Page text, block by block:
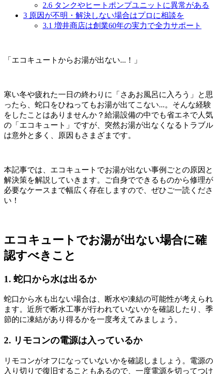
2.6 タンクやヒートポンプユニットに異常がある
3 原因が不明・解決しない場合はプロに相談を
3.1 増井商店は創業60年の実力で全力サポート
「エコキュートからお湯が出ない...！」
寒い冬や疲れた一日の終わりに「さあお風呂に入ろう」と思
ったら、蛇口をひねってもお湯が出てこない...。そんな経験
をしたことはありませんか？給湯設備の中でも省エネで人気
の「エコキュート」ですが、突然お湯が出なくなるトラブル
は意外と多く、原因もさまざまです。
本記事では、エコキュートでお湯が出ない事例ごとの原因と
解決策を解説していきます。ご自身でできるものから修理が
必要なケースまで幅広く存在しますので、ぜひご一読くださ
い！
エコキュートでお湯が出ない場合に確
認すべきこと
1. 蛇口から水は出るか
蛇口から水も出ない場合は、断水や凍結の可能性が考えられ
ます。近所で断水工事が行われていないかを確認したり、季
節的に凍結があり得るかを一度考えてみましょう。
2. リモコンの電源は入っているか
リモコンがオフになっていないかを確認しましょう。電源の
入り切りで復旧することもあるので、一度電源を切ってつけ